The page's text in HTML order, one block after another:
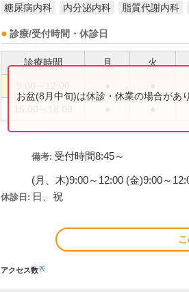
糖尿病内科 内分泌内科 脂質代謝内科
診療/受付時間・休診日
診療時間 月 火
お盆(8月中旬)は休診・休業の場合があ
備考: 受付時間8:45～
(月、木)9:00～12:00 (金)9:00～
休診日: 日、祝
アクセス数※